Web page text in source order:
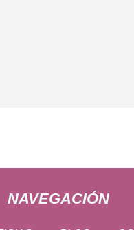
NAVEGACIÓN